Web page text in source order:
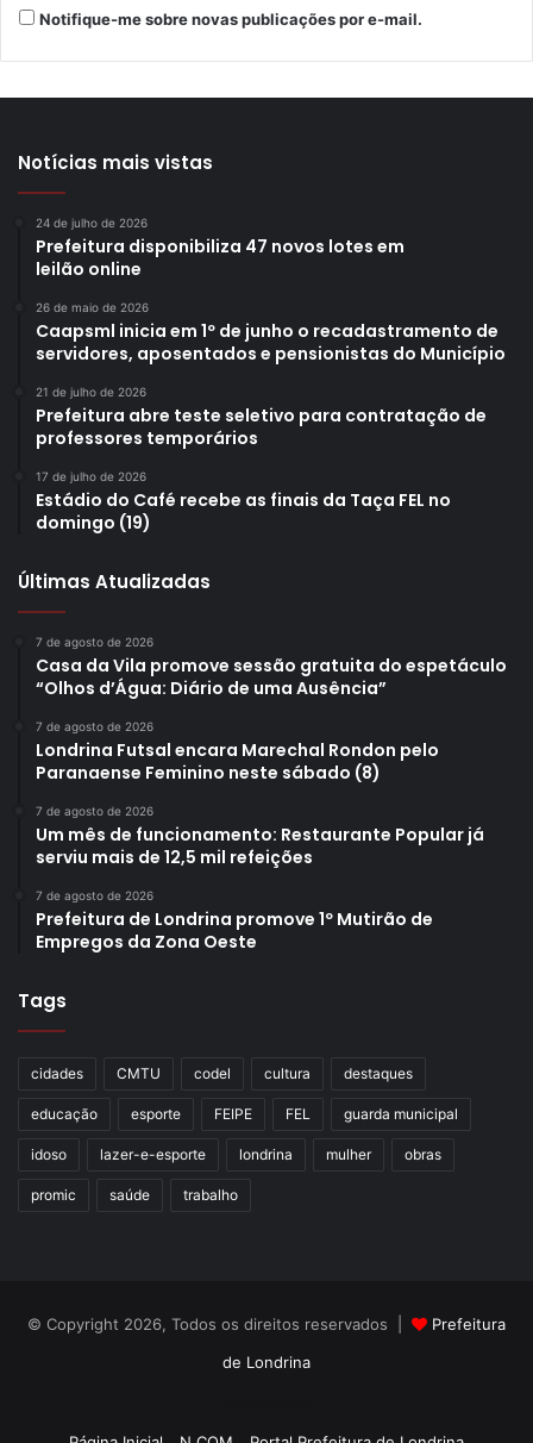
Notifique-me sobre novas publicações por e-mail.
Notícias mais vistas
24 de julho de 2026
Prefeitura disponibiliza 47 novos lotes em
leilão online
26 de maio de 2026
Caapsml inicia em 1º de junho o recadastramento de
servidores, aposentados e pensionistas do Município
21 de julho de 2026
Prefeitura abre teste seletivo para contratação de
professores temporários
17 de julho de 2026
Estádio do Café recebe as finais da Taça FEL no
domingo (19)
Últimas Atualizadas
7 de agosto de 2026
Casa da Vila promove sessão gratuita do espetáculo
“Olhos d’Água: Diário de uma Ausência”
7 de agosto de 2026
Londrina Futsal encara Marechal Rondon pelo
Paranaense Feminino neste sábado (8)
7 de agosto de 2026
Um mês de funcionamento: Restaurante Popular já
serviu mais de 12,5 mil refeições
7 de agosto de 2026
Prefeitura de Londrina promove 1º Mutirão de
Empregos da Zona Oeste
Tags
cidades CMTU codel cultura destaques
educação esporte FEIPE FEL guarda municipal
idoso lazer-e-esporte londrina mulher obras
promic saúde trabalho
© Copyright 2026, Todos os direitos reservados |
Prefeitura
de Londrina